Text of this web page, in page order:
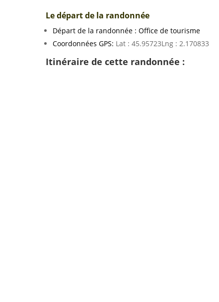
Le départ de la randonnée
Départ de la randonnée : Office de tourisme
Coordonnées GPS: Lat : 45.95723Lng : 2.170833
Itinéraire de cette randonnée :